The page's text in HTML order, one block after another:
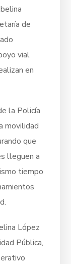
de
vial
en
la Policía
movilidad
que
lleguen a
tiempo
López
Pública,